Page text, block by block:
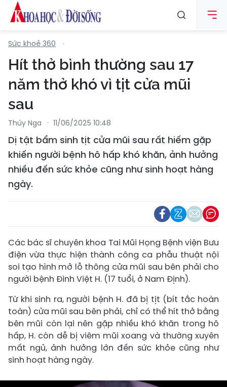
Sức khoẻ 360
Hít thở bình thường sau 17
năm thở khó vì tịt cửa mũi
sau
Thúy Nga 11/06/2025 10:48
Dị tật bẩm sinh tịt cửa mũi sau rất hiếm gặp
khiến người bệnh hô hấp khó khăn, ảnh hưởng
nhiều đến sức khỏe cũng như sinh hoạt hàng
ngày.
Các bác sĩ chuyên khoa Tai Mũi Họng Bệnh viện Bưu
điện vừa thực hiện thành công ca phẫu thuật nội
soi tạo hình mở lỗ thông cửa mũi sau bên phải cho
người bệnh Đinh Việt H. (17 tuổi, ở Nam Định).
Từ khi sinh ra, người bệnh H. đã bị tịt (bít tắc hoàn
toàn) cửa mũi sau bên phải, chỉ có thể hít thở bằng
bên mũi còn lại nên gặp nhiều khó khăn trong hô
hấp, H. còn dễ bị viêm mũi xoang và thường xuyên
mất ngủ, ảnh hưởng lớn đến sức khỏe cũng như
sinh hoạt hàng ngày.